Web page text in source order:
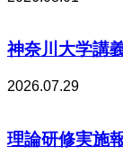
神奈川大学講
2026.07.29
理論研修実施